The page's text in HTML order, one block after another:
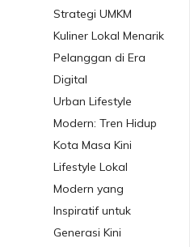
Strategi UMKM
Kuliner Lokal Menarik
Pelanggan di Era
Digital
Urban Lifestyle
Modern: Tren Hidup
Kota Masa Kini
Lifestyle Lokal
Modern yang
Inspiratif untuk
Generasi Kini